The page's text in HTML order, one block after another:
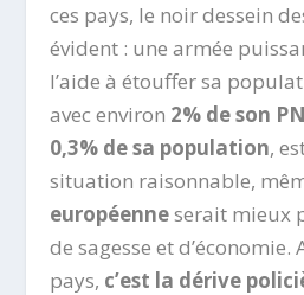
ces pays, le noir dessein
évident : une armée
l’aide à étouffer sa
avec environ 2% de son
0,3% de sa population,
situation raisonnable,
européenneserait mieux
de sagesse et d’économie.
pays, c’est la dérive